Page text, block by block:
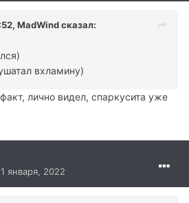
MadWind сказал:
вхламину)
лично видел, спаркусита уже
января, 2022